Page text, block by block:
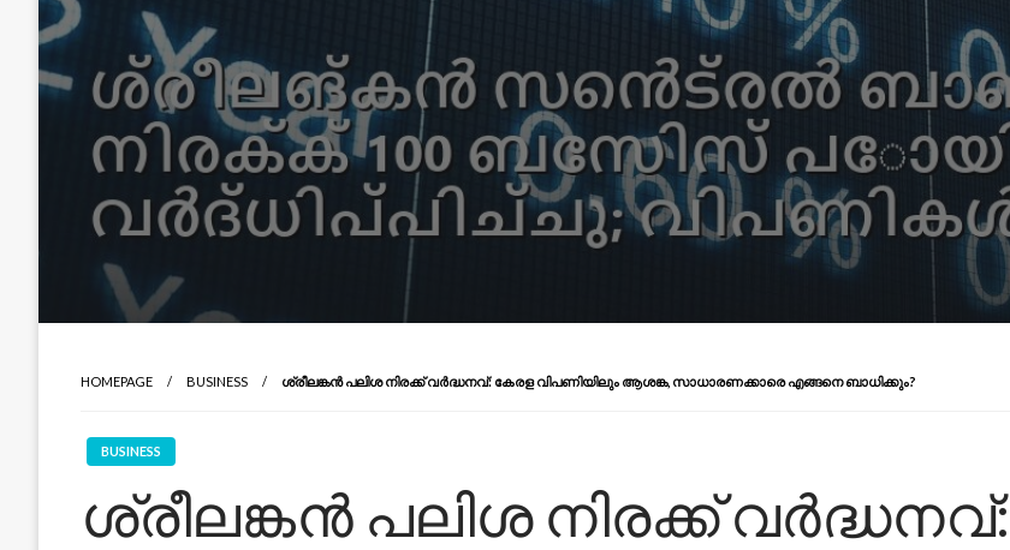
HOMEPAGE BUSINESS ശ്രീലങ്കൻ പലിശ നിരക്ക് വർദ്ധനവ്: കേരള വിപണിയിലും ആശങ്ക, സാധാരണക്കാരെ എങ്ങനെ ബാധിക്കും?
BUSINESS
ശ്രീലങ്കൻ പലിശ നിരക്ക് വർദ്ധനവ്: